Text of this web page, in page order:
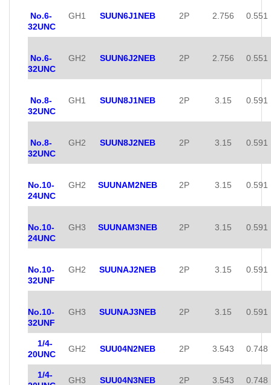
No.6-
32UNC
GH1 SUUN6J1NEB 2P 2.756 0.551
No.6-
32UNC
GH2 SUUN6J2NEB 2P 2.756 0.551
No.8-
32UNC
GH1 SUUN8J1NEB 2P 3.15 0.591
No.8-
32UNC
GH2 SUUN8J2NEB 2P 3.15 0.591
No.10-
24UNC
GH2 SUUNAM2NEB 2P 3.15 0.591
No.10-
24UNC
GH3 SUUNAM3NEB 2P 3.15 0.591
No.10-
32UNF
GH2 SUUNAJ2NEB 2P 3.15 0.591
No.10-
32UNF
GH3 SUUNAJ3NEB 2P 3.15 0.591
1/4-
20UNC
GH2 SUU04N2NEB 2P 3.543 0.748
1/4-
GH3 SUU04N3NEB 2P 3.543 0.748